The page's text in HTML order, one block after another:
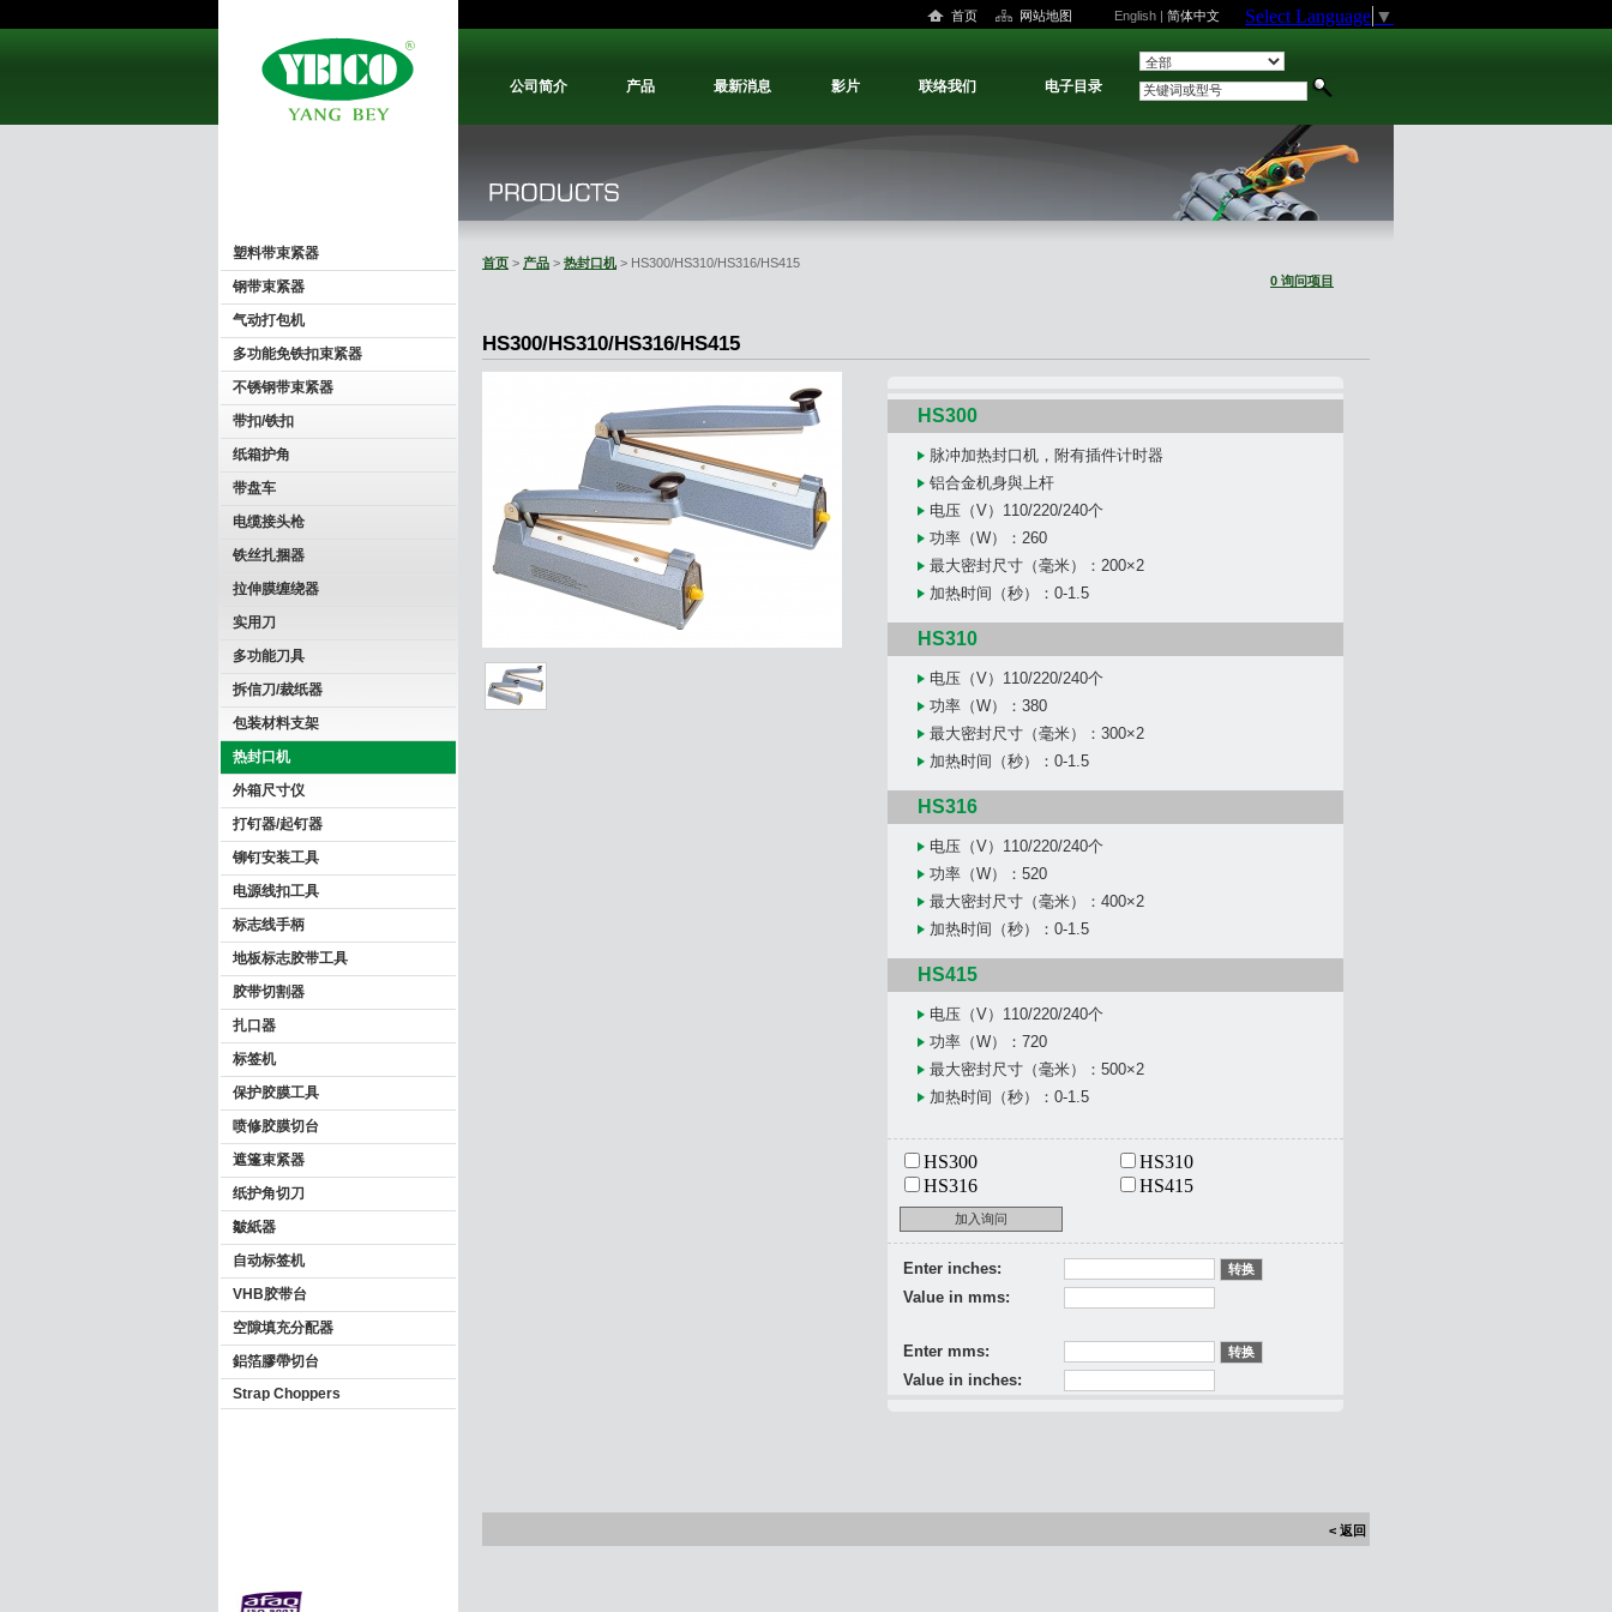
塑料带束紧器
钢带束紧器
气动打包机
多功能免铁扣束紧器
不锈钢带束紧器
带扣/铁扣
纸箱护角
带盘车
电缆接头枪
铁丝扎捆器
拉伸膜缠绕器
实用刀
多功能刀具
拆信刀/裁纸器
包装材料支架
热封口机
外箱尺寸仪
打钉器/起钉器
铆钉安装工具
电源线扣工具
标志线手柄
地板标志胶带工具
胶带切割器
扎口器
标签机
保护胶膜工具
喷修胶膜切台
遮篷束紧器
纸护角切刀
皺紙器
自动标签机
VHB胶带台
空隙填充分配器
鋁箔膠帶切台
Strap Choppers
首页 网站地图 English | 简体中文 Select Language ▼
公司简介 产品 最新消息 影片 联络我们 电子目录
首页 > 产品 > 热封口机 > HS300/HS310/HS316/HS415
0 询问项目
HS300/HS310/HS316/HS415
HS300
脉冲加热封口机，附有插件计时器
铝合金机身與上杆
电压（V）110/220/240个
功率（W）：260
最大密封尺寸（毫米）：200×2
加热时间（秒）：0-1.5
HS310
电压（V）110/220/240个
功率（W）：380
最大密封尺寸（毫米）：300×2
加热时间（秒）：0-1.5
HS316
电压（V）110/220/240个
功率（W）：520
最大密封尺寸（毫米）：400×2
加热时间（秒）：0-1.5
HS415
电压（V）110/220/240个
功率（W）：720
最大密封尺寸（毫米）：500×2
加热时间（秒）：0-1.5
HS300
HS310
HS316
HS415
加入询问
Enter inches:
Value in mms:
Enter mms:
Value in inches:
< 返回